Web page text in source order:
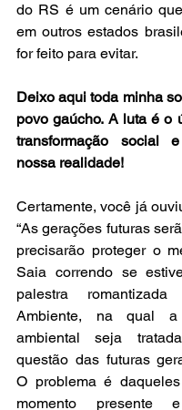
do RS é um cenário
em outros estados
for feito para evitar.
Deixo aqui toda minha
povo gaúcho. A luta é o
transformação social
nossa realidade!
Certamente, você já
“As gerações futuras
precisarão proteger o
Saia correndo se
palestra
Ambiente, na qual a
ambiental seja
questão das futuras
O problema é
momento presente